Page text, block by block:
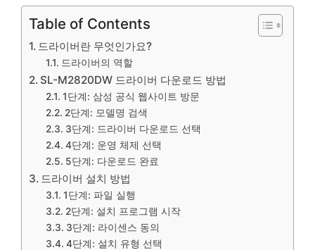
Table of Contents
드라이버란 무엇인가요?
드라이버의 역할
SL-M2820DW 드라이버 다운로드 방법
1단계: 삼성 공식 웹사이트 방문
2단계: 모델명 검색
3단계: 드라이버 다운로드 선택
4단계: 운영 체제 선택
5단계: 다운로드 완료
드라이버 설치 방법
1단계: 파일 실행
2단계: 설치 프로그램 시작
3단계: 라이센스 동의
4단계: 설치 유형 선택